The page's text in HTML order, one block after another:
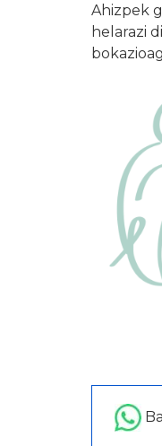
Ahizpek
helarazi